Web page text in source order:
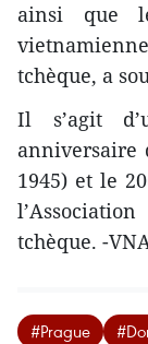
ainsi que
tchèque, a
Il s’agit
anniversaire
1945) et le
tchèque. -
#Prague